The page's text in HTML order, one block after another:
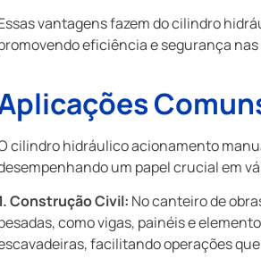
vantagens fazem do cilindro
eficiência e segurança
cilindro hidráulico acionamento
um papel crucial em
Construção Civil: No canteiro de
como vigas, painéis e
facilitando operações